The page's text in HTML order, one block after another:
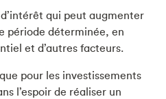
qui peut augmenter
période déterminée, en
et d’autres facteurs.
pour les investissements
l’espoir de réaliser un